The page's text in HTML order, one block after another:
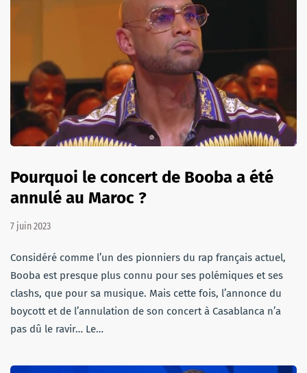
Pourquoi le concert de Booba a été
annulé au Maroc ?
7 juin 2023
Considéré comme l’un des pionniers du rap français actuel,
Booba est presque plus connu pour ses polémiques et ses
clashs, que pour sa musique. Mais cette fois, l’annonce du
boycott et de l’annulation de son concert à Casablanca n’a
pas dû le ravir… Le…